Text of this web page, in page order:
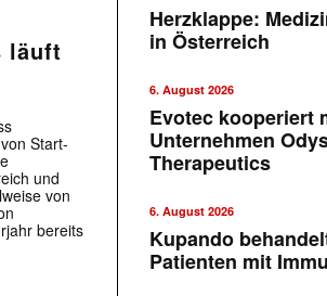
läuft
Start-
und
von
bereits
Herzklappe:
in Österreich
6. August 2026
Evotec kooperiert
Unternehmen
Therapeutics
6. August 2026
Kupando
Patienten mit